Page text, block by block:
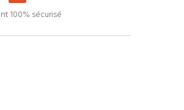
100% sécurisé